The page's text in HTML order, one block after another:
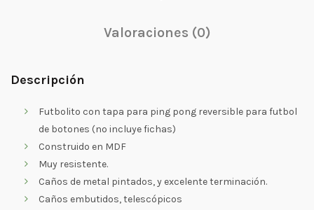
Valoraciones (0)
Descripción
Futbolito con tapa para ping pong reversible para futbol
de botones (no incluye fichas)
Construido en MDF
Muy resistente.
Caños de metal pintados, y excelente terminación.
Caños embutidos, telescópicos